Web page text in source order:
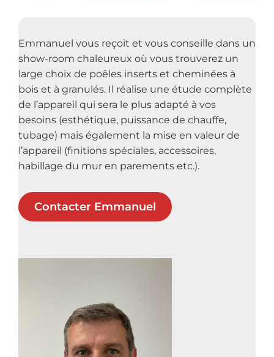
Emmanuel vous reçoit et vous conseille dans un
show-room chaleureux où vous trouverez un
large choix de poêles inserts et cheminées à
bois et à granulés. Il réalise une étude complète
de l’appareil qui sera le plus adapté à vos
besoins (esthétique, puissance de chauffe,
tubage) mais également la mise en valeur de
l’appareil (finitions spéciales, accessoires,
habillage du mur en parements etc.).
Contacter Emmanuel